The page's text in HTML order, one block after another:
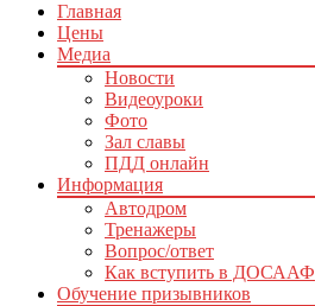
Главная
Цены
Медиа
Новости
Видеоуроки
Фото
Зал славы
ПДД онлайн
Информация
Автодром
Тренажеры
Вопрос/ответ
Как вступить в ДОСААФ
Обучение призывников